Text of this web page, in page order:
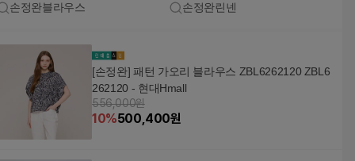
손정완블라우스 손정완린넨
[손정완] 패턴 가오리 블라우스 ZBL6262120 ZBL6
262120 - 현대Hmall
556,000원
10%500,400원